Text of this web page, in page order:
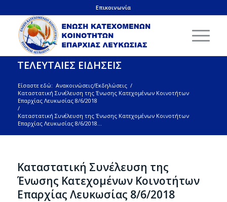
Επικοινωνία
ΤΕΛΕΥΤΑΙΕΣ ΕΙΔΗΣΕΙΣ
Είσαστε εδώ: Ανακοινώσεις/Εκδηλώσεις /
Καταστατική Συνέλευση της Ένωσης Κατεχομένων Κοινοτήτων
Επαρχίας Λευκωσίας 8/6/2018
/
Καταστατική Συνέλευση της Ένωσης Κατεχομένων Κοινοτήτων
Επαρχίας Λευκωσίας 8/6/2018...
Καταστατική Συνέλευση της
Ένωσης Κατεχομένων Κοινοτήτων
Επαρχίας Λευκωσίας 8/6/2018